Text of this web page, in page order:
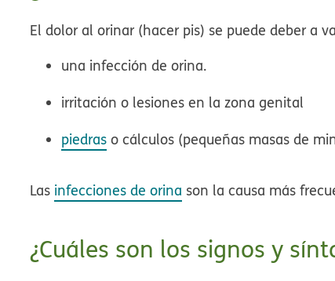
El dolor al orinar (hacer pis) se puede deber a
una infección de orina.
irritación o lesiones en la zona genital
piedras o cálculos (pequeñas masas de
Las infecciones de orina son la causa más
¿Cuáles son los signos y